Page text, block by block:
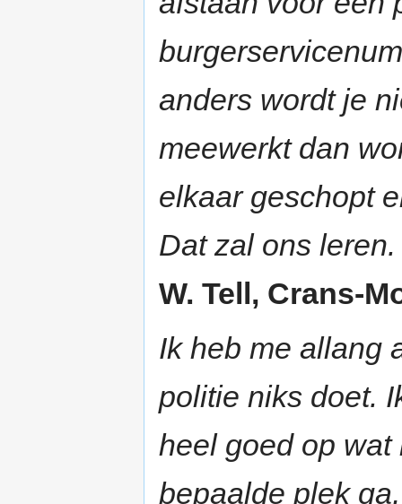
anders wordt je
meewerkt dan
elkaar geschopt
Dat zal ons leren.
W. Tell, Crans-
Ik heb me allang
politie niks doet.
heel goed op wat
bepaalde plek